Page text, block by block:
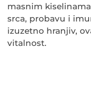
masnim
srca, probavu i
izuzetno hranjiv,
vitalnost.